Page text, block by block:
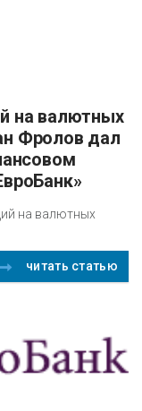
Фролов дал
на валютных
читать статью